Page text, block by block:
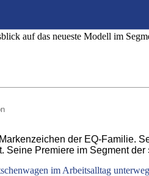
auf das neueste Modell im
der EQ-Familie.
Premiere im Segment
im Arbeitsalltag